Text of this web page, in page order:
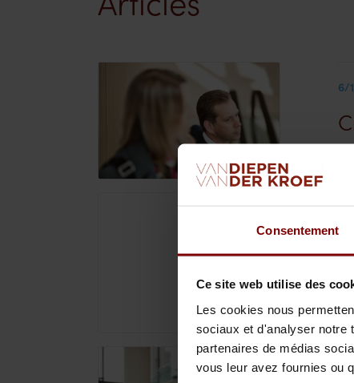
Consentement
Ce site web utilise des
Les cookies nous
sociaux et d'analyser notre
partenaires de médias
vous leur avez fournies ou
6/
6/